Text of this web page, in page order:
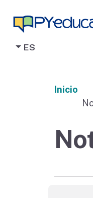
ES
Inicio